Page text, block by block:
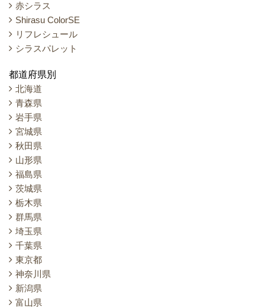
赤シラス
Shirasu ColorSE
リフレシュール
シラスパレット
都道府県別
北海道
青森県
岩手県
宮城県
秋田県
山形県
福島県
茨城県
栃木県
群馬県
埼玉県
千葉県
東京都
神奈川県
新潟県
富山県